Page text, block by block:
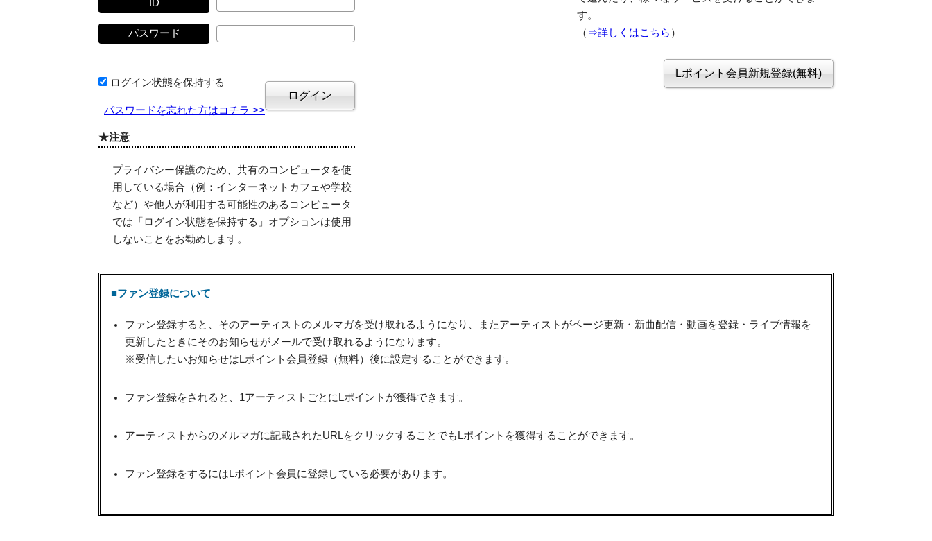
ID
パスワード
ログイン状態を保持する
パスワードを忘れた方はコチラ >>
★注意
プライバシー保護のため、共有のコンピュータを使
用している場合（例：インターネットカフェや学校
など）や他人が利用する可能性のあるコンピュータ
では「ログイン状態を保持する」オプションは使用
しないことをお勧めします。
す。
（ ⇒詳しくはこちら ）
■ファン登録について
ファン登録すると、そのアーティストのメルマガを受け取れるようになり、またアーティストがページ更新・新曲配信・動画を登録・ライブ情報を
更新したときにそのお知らせがメールで受け取れるようになります。
※受信したいお知らせはLポイント会員登録（無料）後に設定することができます。
ファン登録をされると、1アーティストごとにLポイントが獲得できます。
アーティストからのメルマガに記載されたURLをクリックすることでもLポイントを獲得することができます。
ファン登録をするにはLポイント会員に登録している必要があります。